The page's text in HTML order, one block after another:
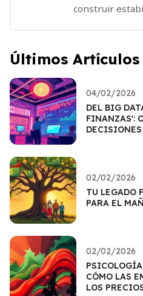
construir
Últimos Artículos
04/02/2026
DEL BIG
FINANZAS':
02/02/2026
TU LEGADO
PARA EL
02/02/2026
CÓMO LAS
LOS